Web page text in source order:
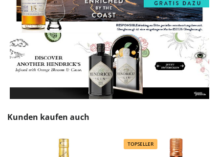
Produktgalerie überspringen
Kunden kaufen auch
TOPSELLER